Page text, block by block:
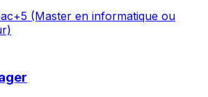
(Master en informatique ou